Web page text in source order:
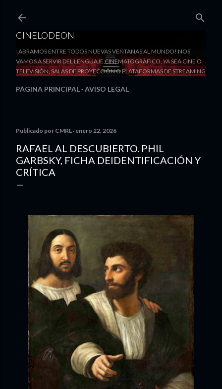
CINELODEON
¡ABRAMOS ENTRE TODOS NUEVAS VENTANAS AL MUNDO! NOS
VAMOS A SERVIR DEL LENGUAJE CINEMATOGRÁFICO, YA SEA CINE O
TELEVISIÓN, SALAS DE PROYECCIÓN O PLATAFORMAS DE STREAMING
PÁGINA PRINCIPAL AVISO LEGAL
Publicado por CMRL enero 22, 2026
RAFAEL AL DESCUBIERTO. PHIL
GARBSKY, FICHA DEIDENTIFICACIÓN Y
CRÍTICA